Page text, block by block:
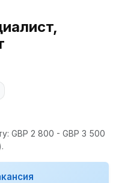
GBP 2 800 - GBP 3 500